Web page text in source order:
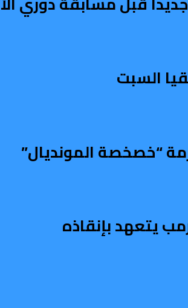
السبت
“خصخصة المونديال”
يتعهد بإنقاذه